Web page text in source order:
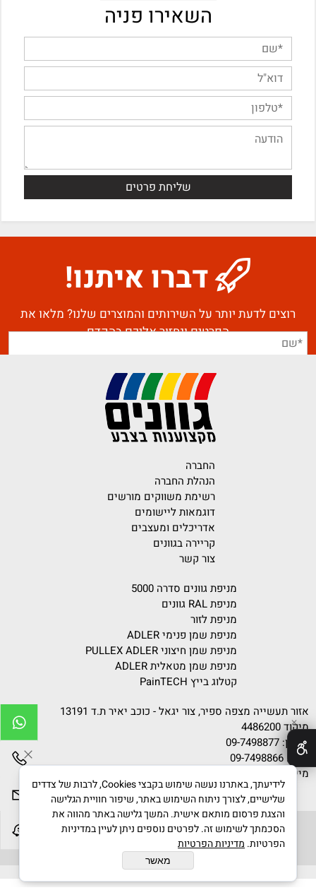
השאירו פניה
דברו איתנו!
רוצים לדעת יותר על השירותים והמוצרים שלנו? מלאו את
הפרטים ונחזור אליכם בהקדם
החברה
הנהלת החברה
רשימת משווקים מורשים
דוגמאות ליישומים
אדריכלים ומעצבים
קריירה בגוונים
צור קשר
מניפת גוונים סדרה 5000
מניפת RAL גוונים
מניפת לזור
מניפת שמן פנימי ADLER
מניפת שמן חיצוני PULLEX ADLER
מניפת שמן מטאלית ADLER
קטלוג בייץ PainTECH
אזור תעשייה מצפה ספיר, צור יגאל - כוכב יאיר ת.ד 13191
מיקוד 4486200
טלפון: 09-7498877
פקס: 09-7498866
מייל:
גוונים © 2020 All Rights Reserved
✕
לידיעתך, באתרנו נעשה שימוש בקבצי Cookies, לרבות של צדדים
שלישיים, לצורך ניתוח השימוש באתר, שיפור חוויית הגלישה
והצגת פרסום מותאם אישית. המשך גלישה באתר מהווה את
הסכמתך לשימוש זה. לפרטים נוספים ניתן לעיין במדיניות
הפרטיות. מדיניות הפרטיות
מאשר